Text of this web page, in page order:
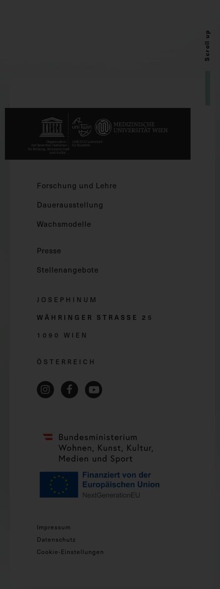
Scroll up
Forschung und Lehre
Dauerausstellung
Wachsmodelle
Presse
Stellenangebote
JOSEPHINUM
WÄHRINGER STRASSE 2 5
1090 WIEN
ÖSTERREICH
Impressum
Datenschutz
Cookie-Einstellungen